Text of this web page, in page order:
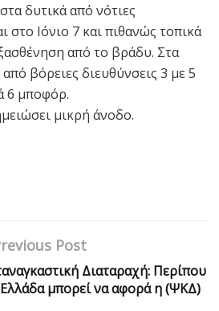
δυτικά από νότιες
στο Ιόνιο 7 και πιθανώς τοπικά
από το βράδυ. Στα
βόρειες διευθύνσεις 3 με 5
6 μποφόρ.
μικρή άνοδο.
Post
Διαταραχή: Περίπου
μπορεί να αφορά η (ΨΚΔ)